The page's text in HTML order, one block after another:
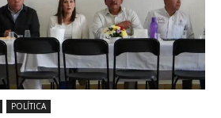
POLÍTICA